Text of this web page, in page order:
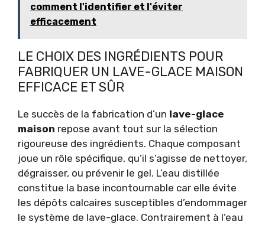
comment l'identifier et l'éviter
efficacement
LE CHOIX DES INGRÉDIENTS POUR
FABRIQUER UN LAVE-GLACE MAISON
EFFICACE ET SÛR
Le succès de la fabrication d’un lave-glace
maison repose avant tout sur la sélection
rigoureuse des ingrédients. Chaque composant
joue un rôle spécifique, qu’il s’agisse de nettoyer,
dégraisser, ou prévenir le gel. L’eau distillée
constitue la base incontournable car elle évite
les dépôts calcaires susceptibles d’endommager
le système de lave-glace. Contrairement à l’eau